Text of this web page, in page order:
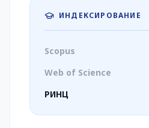
ИНДЕКСИРОВАНИЕ
Scopus
Web of Science
РИНЦ